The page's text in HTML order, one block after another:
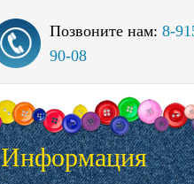
Позвоните нам: 8-
90-08
Информация